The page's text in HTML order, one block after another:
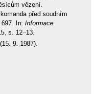
vězení.
před soudním
In: Informace
s. 12–13.
9. 1987).